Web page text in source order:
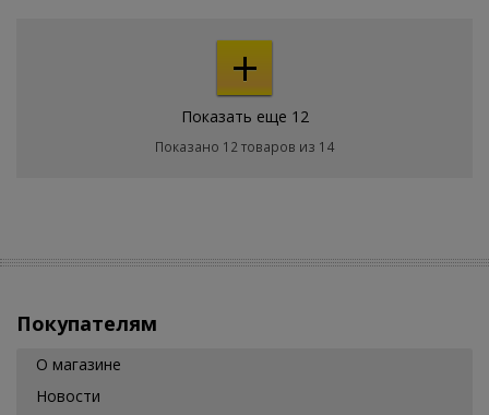
+
Показать еще 12
Показано 12 товаров из 14
Покупателям
О магазине
Новости